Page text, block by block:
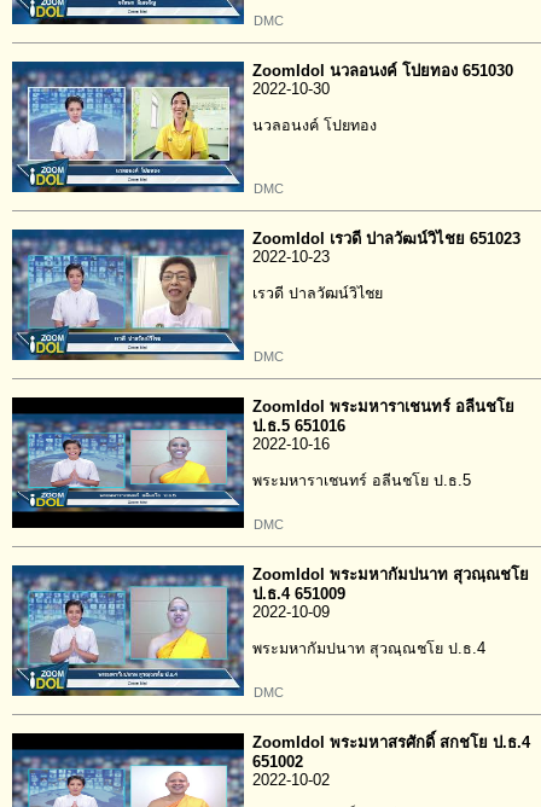
DMC
ZoomIdol นวลอนงค์ โปยทอง 651030
2022-10-30
นวลอนงค์ โปยทอง
DMC
ZoomIdol เรวดี ปาลวัฒน์วิไชย 651023
2022-10-23
เรวดี ปาลวัฒน์วิไชย
DMC
ZoomIdol พระมหาราเชนทร์ อลีนชโย
ป.ธ.5 651016
2022-10-16
พระมหาราเชนทร์ อลีนชโย ป.ธ.5
DMC
ZoomIdol พระมหากัมปนาท สุวณฺณชโย
ป.ธ.4 651009
2022-10-09
พระมหากัมปนาท สุวณฺณชโย ป.ธ.4
DMC
ZoomIdol พระมหาสรศักดิ์ สกชโย ป.ธ.4
651002
2022-10-02